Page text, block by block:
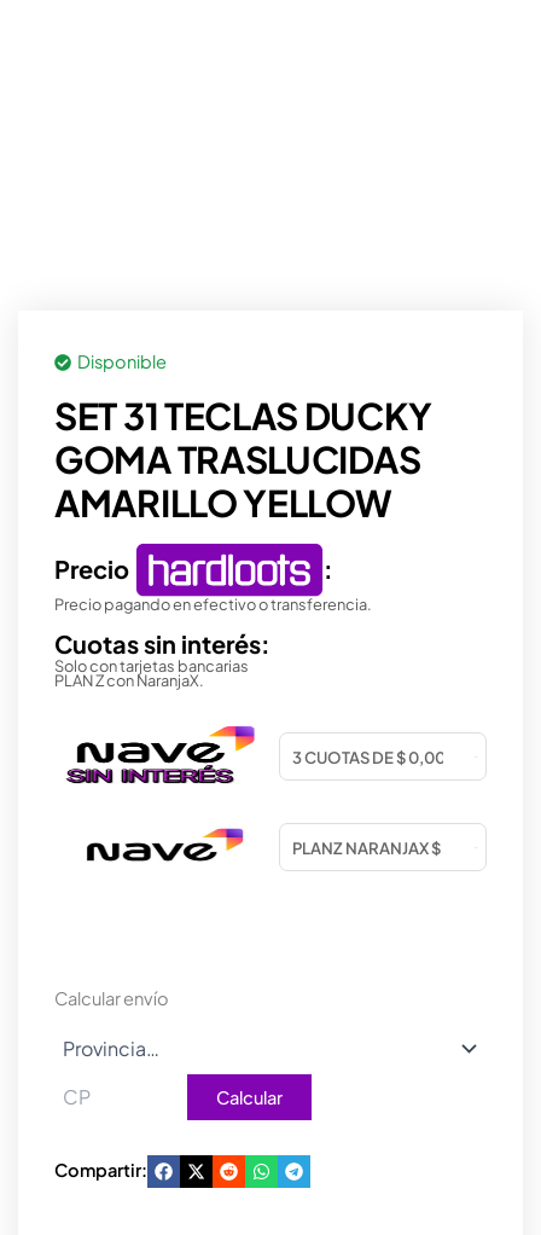
Disponible
SET 31 TECLAS DUCKY
GOMA TRASLUCIDAS
AMARILLO YELLOW
Precio :
Precio pagando en efectivo o transferencia.
Cuotas sin interés:
Solo con tarjetas bancarias
PLAN Z con NaranjaX.
Calcular envío
Calcular
Compartir: